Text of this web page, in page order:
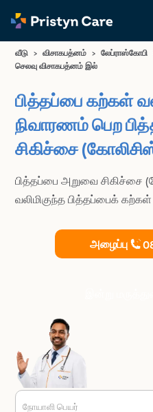
வீடு > விசாகபத்னம் > லேப்ராஸ்கோபி
செலவு விசாகபத்னம் இல்
பித்தப்பை கற்கள்
நிவாரணம் பெற
சிகிச்சை
பித்தப்பை அறுவை சிகிச்சை
வலிமிகுந்த பித்தப்பைக்
குறைந்தபட்ச துளையிடப்படும்
சிகிச்சை முறை.
அழைப்பு
நோயாளி பெயர்